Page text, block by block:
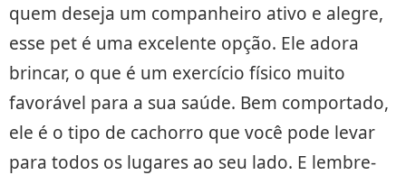
quem deseja um companheiro ativo e alegre,
esse pet é uma excelente opção. Ele adora
brincar, o que é um exercício físico muito
favorável para a sua saúde. Bem comportado,
ele é o tipo de cachorro que você pode levar
para todos os lugares ao seu lado. E lembre-